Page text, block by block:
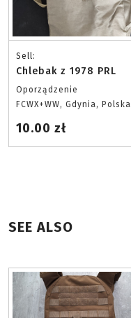
Sell:
Chlebak z 1978 PRL
Oporządzenie
FCWX+WW, Gdynia, Polska
10.00 zł
SEE ALSO